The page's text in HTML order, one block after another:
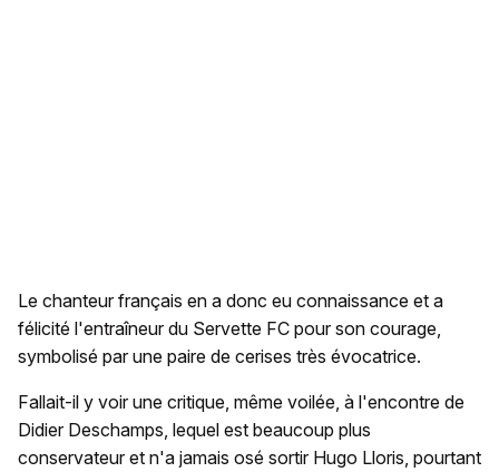
Le chanteur français en a donc eu connaissance et a
félicité l'entraîneur du Servette FC pour son courage,
symbolisé par une paire de cerises très évocatrice.
Fallait-il y voir une critique, même voilée, à l'encontre de
Didier Deschamps, lequel est beaucoup plus
conservateur et n'a jamais osé sortir Hugo Lloris, pourtant